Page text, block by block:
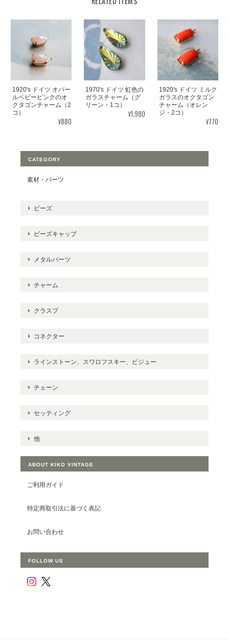
1920's ドイツ オパー
ルベビーピンクのオ
クタゴンチャーム（2
コ）
¥880
1970's ドイツ 虹色の
ガラスチャーム（グ
リーン・1コ）
¥1,980
1920's ドイツ ミルク
ガラスのオクタゴン
チャーム（オレン
ジ・2コ）
¥770
CATEGORY
素材・パーツ
ビーズ
ビーズキャップ
メタルパーツ
チャーム
クラスプ
コネクター
ラインストーン、スワロフスキー、ビジュー
チェーン
セッティング
他
ABOUT KIKO VINTAGE
ご利用ガイド
特定商取引法に基づく表記
お問い合わせ
FOLLOW US